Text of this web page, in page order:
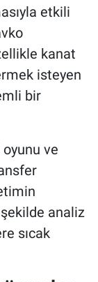
etkili
kanat
isteyen
bir
oyunu ve
şekilde analiz
sıcak